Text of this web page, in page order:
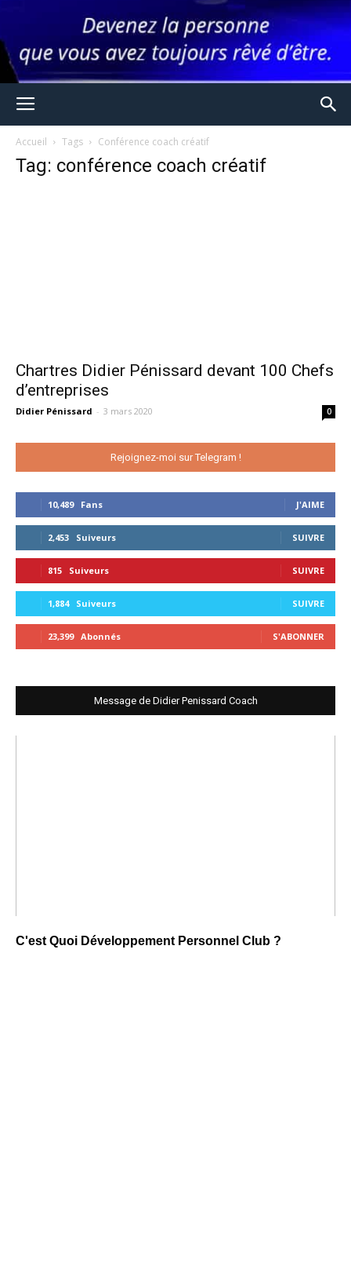
Accueil Tags Conférence coach créatif
Tag: conférence coach créatif
Chartres Didier Pénissard devant 100 Chefs
d’entreprises
Didier Pénissard - 3 mars 2020 0
Rejoignez-moi sur Telegram !
10,489 Fans J'AIME
2,453 Suiveurs SUIVRE
815 Suiveurs SUIVRE
1,884 Suiveurs SUIVRE
23,399 Abonnés S'ABONNER
Message de Didier Penissard Coach
C'est Quoi Développement Personnel Club ?